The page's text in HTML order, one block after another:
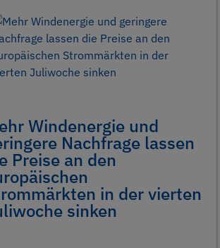
Windenergie und
Nachfrage lassen
Preise an den
in der vierten
sinken